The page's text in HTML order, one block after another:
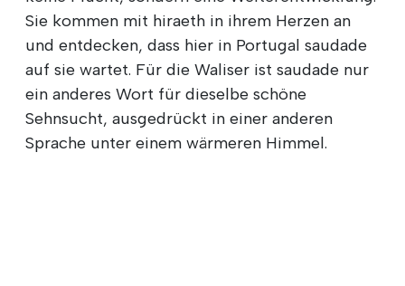
Sie kommen mit hiraeth in ihrem Herzen an
und entdecken, dass hier in Portugal saudade
auf sie wartet. Für die Waliser ist saudade nur
ein anderes Wort für dieselbe schöne
Sehnsucht, ausgedrückt in einer anderen
Sprache unter einem wärmeren Himmel.